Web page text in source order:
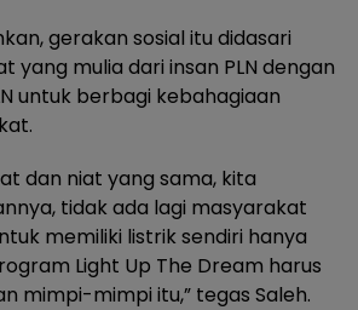
gerakan sosial itu didasari
yang mulia dari insan PLN dengan
untuk berbagi kebahagiaan
dan niat yang sama, kita
tidak ada lagi masyarakat
memiliki listrik sendiri hanya
Light Up The Dream harus
mimpi-mimpi itu,” tegas Saleh.